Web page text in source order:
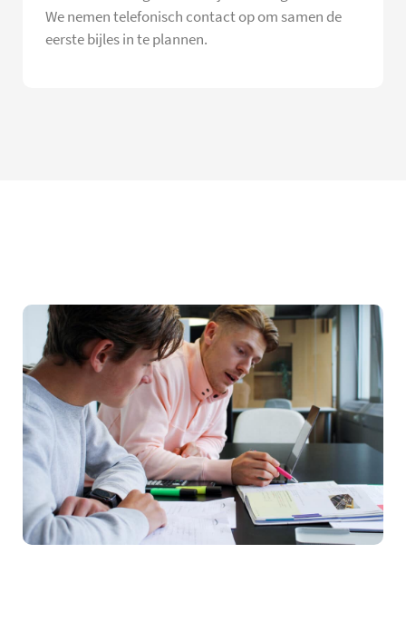
We nemen telefonisch contact op om samen de
eerste bijles in te plannen.